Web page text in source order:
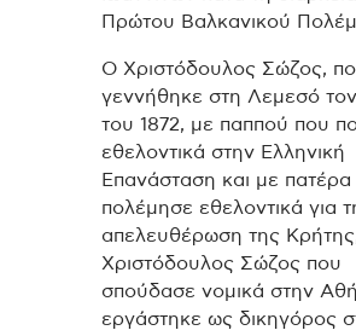
Πρώτου Βαλκανικού
Ο Χριστόδουλος Σώζος,
γεννήθηκε στη Λεμεσό
του 1872, με παππού που
εθελοντικά στην Ελληνική
Επανάσταση και με
πολέμησε εθελοντικά για
απελευθέρωση της
Χριστόδουλος Σώζος που
σπούδασε νομικά στην
εργάστηκε ως δικηγόρος